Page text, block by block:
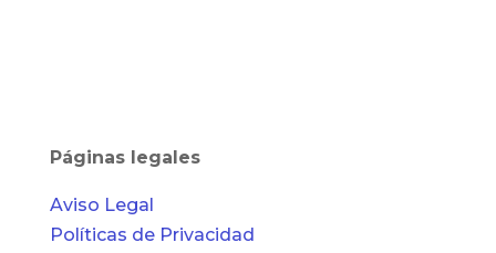
Páginas legales
Aviso Legal
Políticas de Privacidad